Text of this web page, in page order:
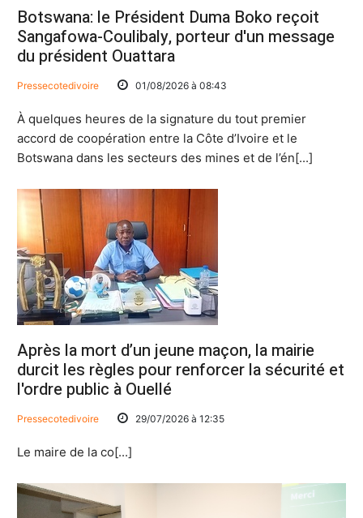
Botswana: le Président Duma Boko reçoit
Sangafowa-Coulibaly, porteur d'un message
du président Ouattara
Pressecotedivoire 01/08/2026 à 08:43
À quelques heures de la signature du tout premier
accord de coopération entre la Côte d’Ivoire et le
Botswana dans les secteurs des mines et de l’én[...]
Après la mort d’un jeune maçon, la mairie
durcit les règles pour renforcer la sécurité et
l'ordre public à Ouellé
Pressecotedivoire 29/07/2026 à 12:35
Le maire de la co[...]